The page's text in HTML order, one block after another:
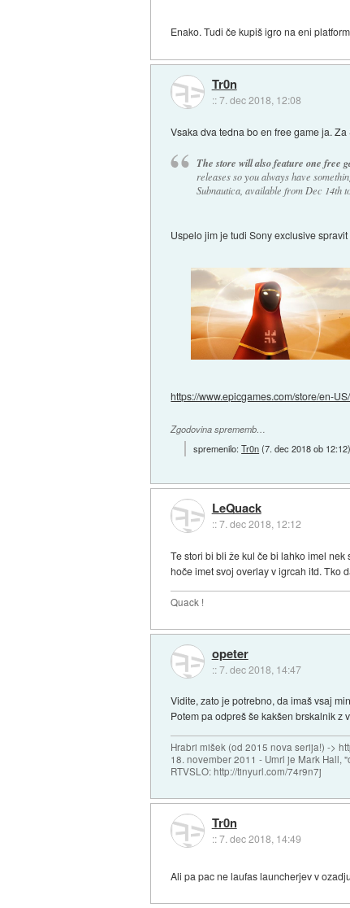
Enako. Tudi če kupiš igro na eni
Tr0n
::7. dec 2018, 12:08
Vsaka dva tedna bo en free game ja.
The store will also feature one free
releases so you always have
Subnautica, available from Dec 14th
Uspelo jim je tudi Sony exclusive
https://www.epicgames.com/store/en-
Zgodovina sprememb…
spremenilo:Tr0n(7. dec 2018 ob 12:12)
LeQuack
::7. dec 2018, 12:12
Te stori bi bli že kul če bi lahko imel
hoče imet svoj overlay v igrcah itd. Tko
Quack !
opeter
::7. dec 2018, 14:47
Vidite, zato je potrebno, da imaš vsaj
Potem pa odpreš še kakšen brskalnik z
Hrabri mišek (od 2015 nova serija!) ->
18. november 2011 - Umrl je Mark Hall,
RTVSLO: http://tinyurl.com/74r9n7j
Tr0n
::7. dec 2018, 14:49
Ali pa pac ne laufas launcherjev v